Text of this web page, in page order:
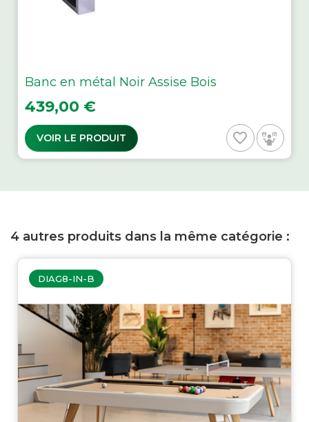
Banc en métal Noir Assise Bois
Prix
439,00 €
VOIR LE PRODUIT favorite_border
4 autres produits dans la même catégorie :
DIAG8-IN-B